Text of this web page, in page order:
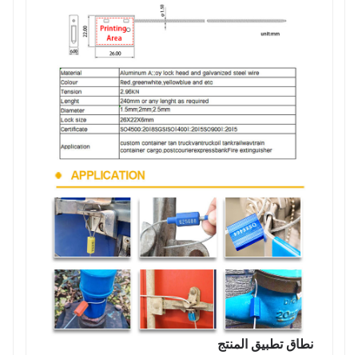
نطاق تطبيق المنتج